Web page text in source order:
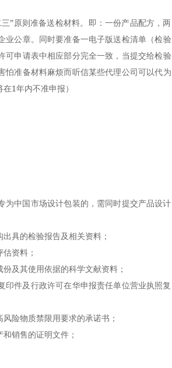
原则准备送检材料。即：一份产品配方，两
业公章。同时要准备一电子版送检清单（检验
可申请表中相应部分完全一致，当提交给检验
怕准备材料麻烦而听信某些代理公司可以代为
1年内不准申报）
中国市场设计包装的，需同时提交产品设计
具的检验报告及相关资料；
资料；
及其使用依据的科学文献资料；
件及行政许可在华申报责任单位营业执照复
险物质禁限用要求的承诺书；
销售的证明文件；